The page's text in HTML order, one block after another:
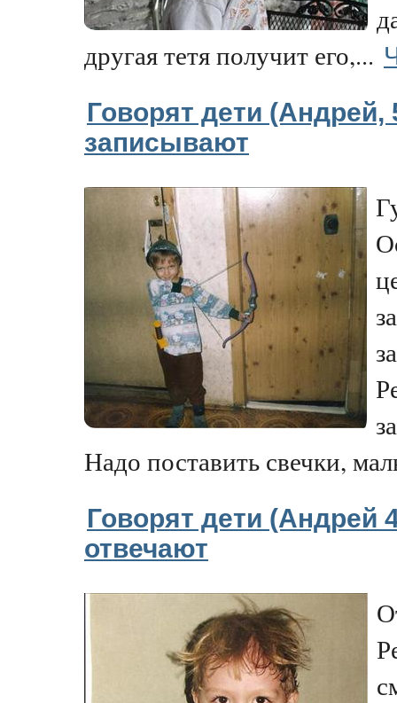
другая тетя получит его,...
Говорят дети (Андрей,
записывают
Надо поставить свечки,
Говорят дети (Андрей
отвечают